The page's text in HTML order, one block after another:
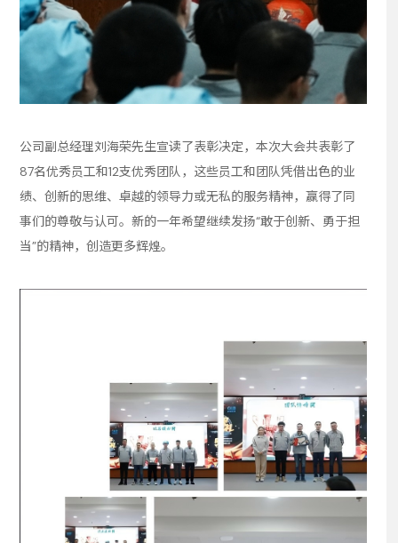
公司副总经理刘海荣先生宣读了表彰决定，本次大会共表彰了
87名优秀员工和12支优秀团队，这些员工和团队凭借出色的业
绩、创新的思维、卓越的领导力或无私的服务精神，赢得了同
事们的尊敬与认可。新的一年希望继续发扬“敢于创新、勇于担
当”的精神，创造更多辉煌。